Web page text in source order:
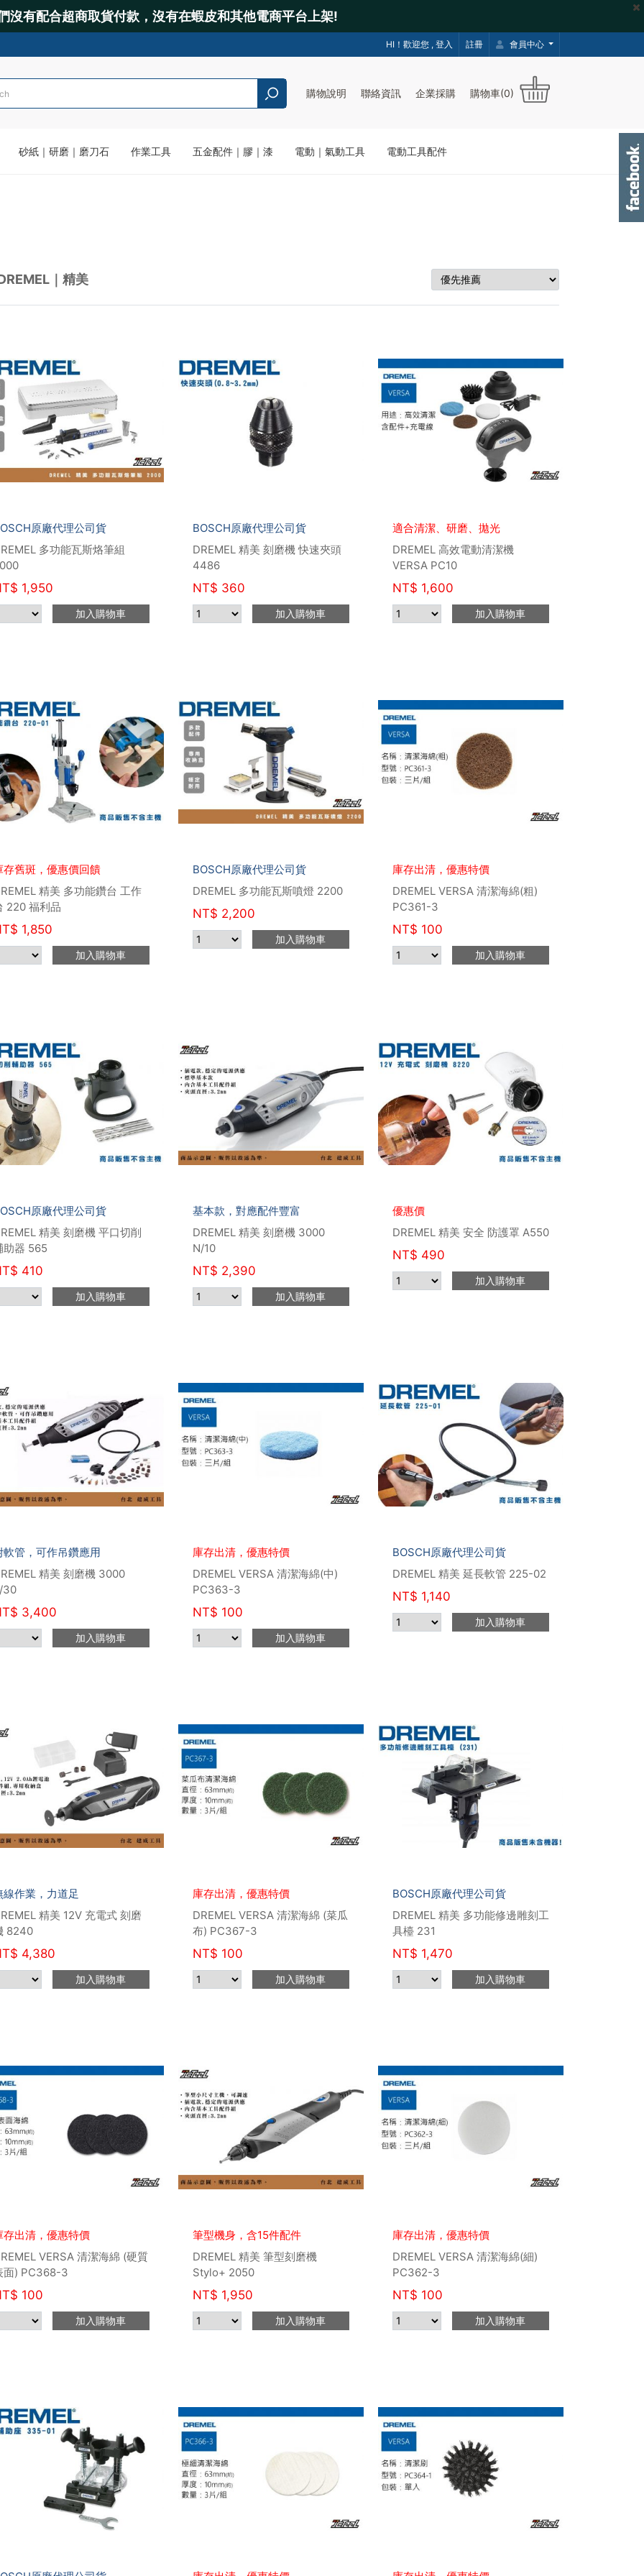
沒有配合超商取貨付款，沒有在蝦皮和其他電商平台上架!
HI！歡迎您 , 登入 註冊 會員中心
購物說明 聯絡資訊 企業採購 購物車(0)
砂紙｜研磨｜磨刀石 作業工具 五金配件｜膠｜漆 電動｜氣動工具 電動工具配件
｜精美
原廠代理公司貨
多功能瓦斯烙筆組
1,950
加入購物車
BOSCH原廠代理公司貨
DREMEL 精美 刻磨機 快速夾頭
4486
NT$ 360
加入購物車
適合清潔、研磨、拋光
DREMEL 高效電動清潔機
VERSA PC10
NT$ 1,600
加入購物車
存舊斑，優惠價回饋
精美 多功能鑽台 工作
220 福利品
1,850
加入購物車
BOSCH原廠代理公司貨
DREMEL 多功能瓦斯噴燈 2200
NT$ 2,200
加入購物車
庫存出清，優惠特價
DREMEL VERSA 清潔海綿(粗)
PC361-3
NT$ 100
加入購物車
原廠代理公司貨
精美 刻磨機 平口切削
助器 565
410
加入購物車
基本款，對應配件豐富
DREMEL 精美 刻磨機 3000
N/10
NT$ 2,390
加入購物車
優惠價
DREMEL 精美 安全 防護罩 A550
NT$ 490
加入購物車
軟管，可作吊鑽應用
精美 刻磨機 3000
30
3,400
加入購物車
庫存出清，優惠特價
DREMEL VERSA 清潔海綿(中)
PC363-3
NT$ 100
加入購物車
BOSCH原廠代理公司貨
DREMEL 精美 延長軟管 225-02
NT$ 1,140
加入購物車
線作業，力道足
精美 12V 充電式 刻磨
8240
4,380
加入購物車
庫存出清，優惠特價
DREMEL VERSA 清潔海綿 (菜瓜
布) PC367-3
NT$ 100
加入購物車
BOSCH原廠代理公司貨
DREMEL 精美 多功能修邊雕刻工
具檯 231
NT$ 1,470
加入購物車
存出清，優惠特價
VERSA 清潔海綿 (硬質
面) PC368-3
100
加入購物車
筆型機身，含15件配件
DREMEL 精美 筆型刻磨機
Stylo+ 2050
NT$ 1,950
加入購物車
庫存出清，優惠特價
DREMEL VERSA 清潔海綿(細)
PC362-3
NT$ 100
加入購物車